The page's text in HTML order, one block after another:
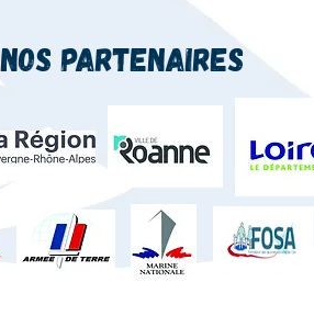
Nos Partenaires